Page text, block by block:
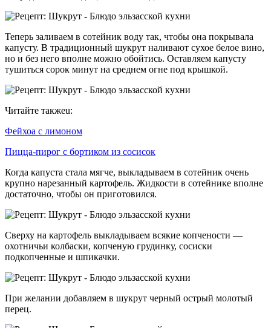
Теперь заливаем в сотейник воду так, чтобы она покрывала
капусту. В традиционный шукрут наливают сухое белое вино,
но и без него вполне можно обойтись. Оставляем капусту
тушиться сорок минут на среднем огне под крышкой.
Читайте такжеu:
Фейхоа с лимоном
Пицца-пирог с бортиком из сосисок
Когда капуста стала мягче, выкладываем в сотейник очень
крупно нарезанный картофель. Жидкости в сотейнике вполне
достаточно, чтобы он приготовился.
Сверху на картофель выкладываем всякие копчености —
охотничьи колбаски, копченую грудинку, сосиски
подкопченные и шпикачки.
При желании добавляем в шукрут черный острый молотый
перец.